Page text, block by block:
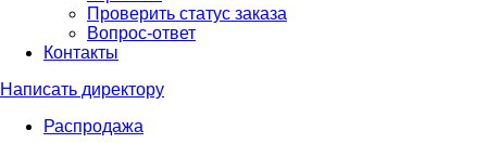
Проверить статус заказа
Вопрос-ответ
Контакты
Написать директору
Распродажа